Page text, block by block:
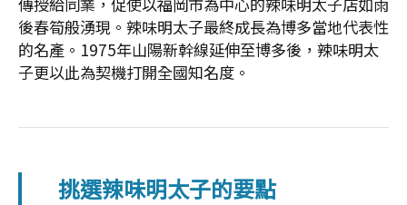
後春筍般湧現。辣味明太子最終成長為博多當地代表性
的名產。1975年山陽新幹線延伸至博多後，辣味明太
子更以此為契機打開全國知名度。
挑選辣味明太子的要點